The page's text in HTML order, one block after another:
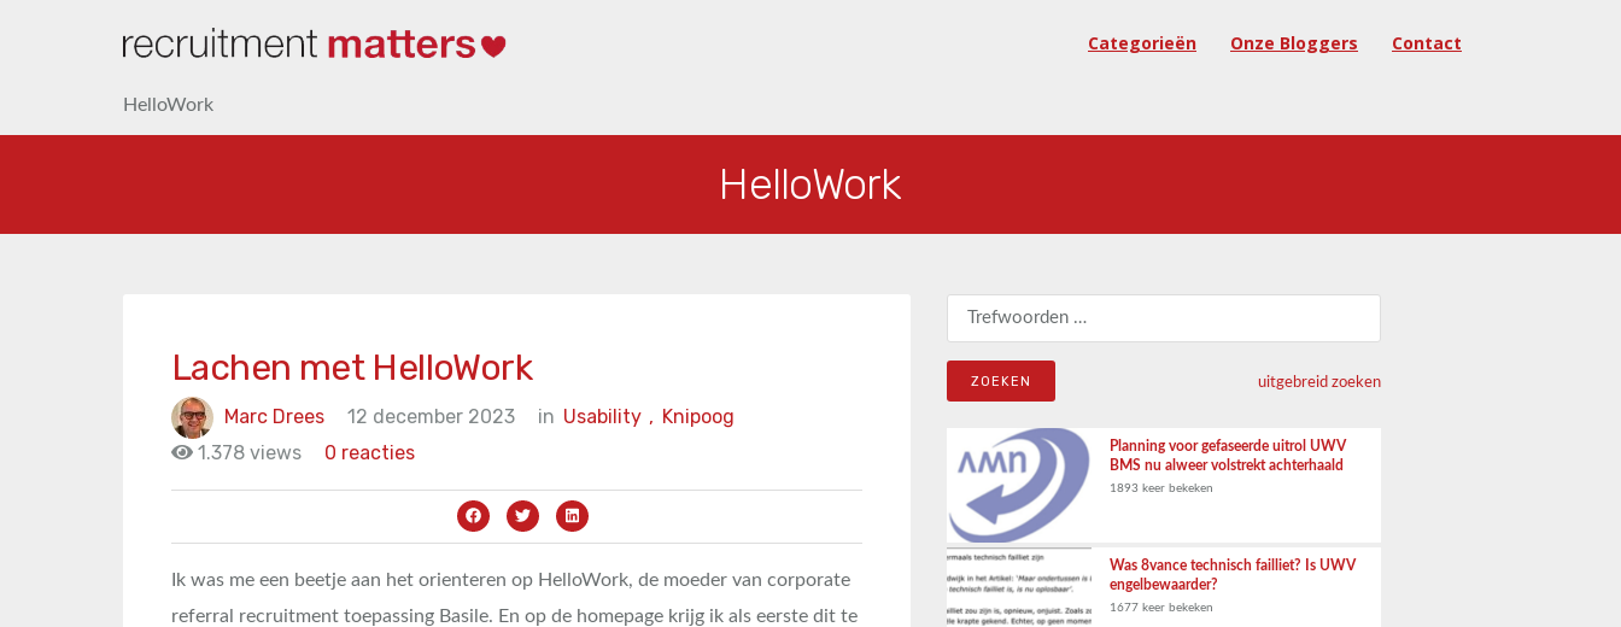
Categorieën Onze Bloggers Contact
HelloWork
HelloWork
Lachen met HelloWork
Marc Drees 12 december 2023 in Knipoog
Usability ,
1.378 views
0 reacties
Ik was me een beetje aan het orienteren op HelloWork, de moeder van corporate
referral recruitment toepassing Basile. En op de homepage krijg ik als eerste dit te
Zoeken naar:
uitgebreid zoeken
Planning voor gefaseerde uitrol UWV
BMS nu alweer volstrekt achterhaald
1893 keer bekeken
Was 8vance technisch failliet? Is UWV
engelbewaarder?
1677 keer bekeken